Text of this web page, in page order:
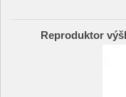
Reproduktor